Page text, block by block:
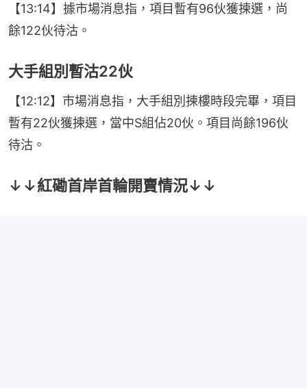
【13:14】據市場消息指，項目暫有96伙獲揀選，尚
餘122伙待沽。
大手組別暫沽22伙
【12:12】市場消息指，大手組別揀樓時段完畢，項目
暫有22伙獲揀選，當中S組佔20伙。項目尚餘196伙
待沽。
↓↓紅磡首岸首輪開賣情況↓↓